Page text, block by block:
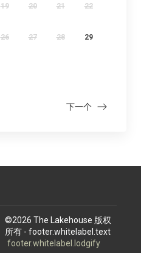
19 20 21 22
26 27 28 29
下一个
©2026 The Lakehouse 版权
所有 - footer.whitelabel.text
footer.whitelabel.lodgify